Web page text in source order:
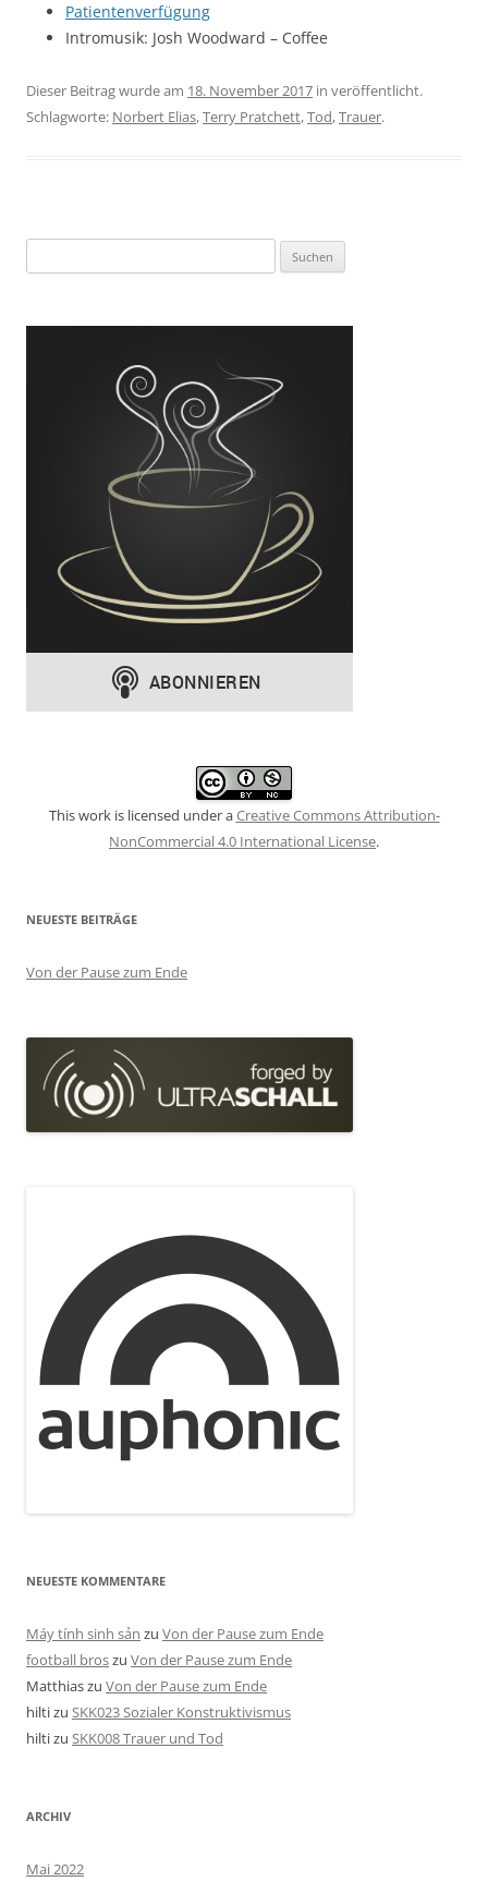
Patientenverfügung
Intromusik: Josh Woodward – Coffee
Dieser Beitrag wurde am 18. November 2017 in veröffentlicht.
Schlagworte: Norbert Elias,Terry Pratchett,Tod,Trauer.
nach:
This work is licensed under aCreative Commons Attribution-
NonCommercial 4.0 International License.
NEUESTE BEITRÄGE
Von der Pause zum Ende
NEUESTE KOMMENTARE
Máy tính sinh sản zu Von der Pause zum Ende
football broszu Von der Pause zum Ende
Matthiaszu Von der Pause zum Ende
hiltizu SKK023 Sozialer Konstruktivismus
hiltizu SKK008 Trauer und Tod
ARCHIV
Mai 2022